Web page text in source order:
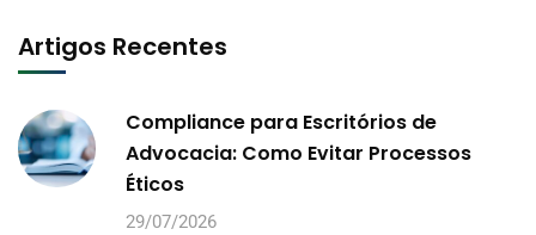
Artigos Recentes
Compliance para Escritórios de
Advocacia: Como Evitar Processos
Éticos
29/07/2026